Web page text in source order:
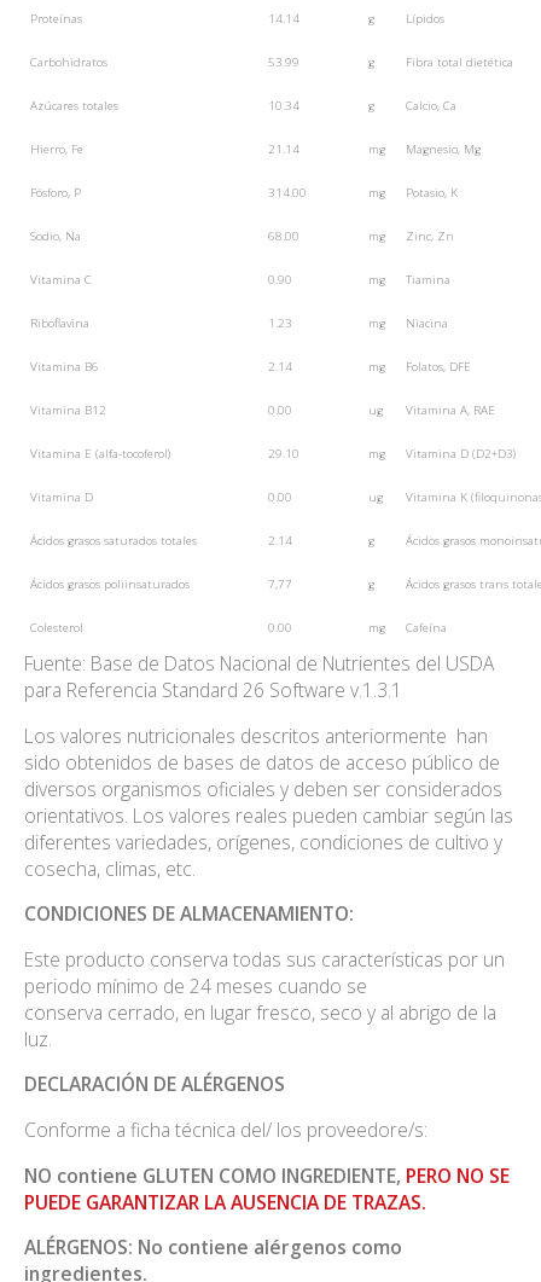
Proteínas 14.14 g Lípidos
Carbohidratos 53.99 g Fibra total dietética
Azúcares totales 10.34 g Calcio, Ca
Hierro, Fe 21.14 mg Magnesio, Mg
Fósforo, P 314.00 mg Potasio, K
Sodio, Na 68.00 mg Zinc, Zn
Vitamina C 0.90 mg Tiamina
Riboflavina 1.23 mg Niacina
Vitamina B6 2.14 mg Folatos, DFE
Vitamina B12 0.00 ug Vitamina A, RAE
Vitamina E (alfa-tocoferol) 29.10 mg Vitamina D (D2+D3)
Vitamina D 0.00 ug Vitamina K
Ácidos grasos saturados totales 2.14 g Ácidos grasos
Ácidos grasos poliinsaturados 7,77 g Ácidos grasos trans
Colesterol 0.00 mg Cafeína
Fuente: Base de Datos Nacional de Nutrientes del USDA
para Referencia Standard 26 Software v.1.3.1
Los valores nutricionales descritos anteriormente han
sido obtenidos de bases de datos de acceso público de
diversos organismos oficiales y deben ser considerados
orientativos. Los valores reales pueden cambiar según las
diferentes variedades, orígenes, condiciones de cultivo y
cosecha, climas, etc.
CONDICIONES DE ALMACENAMIENTO:
Este producto conserva todas sus características por un
periodo mínimo de 24 meses cuando se
conserva cerrado, en lugar fresco, seco y al abrigo de la
luz.
DECLARACIÓN DE ALÉRGENOS
Conforme a ficha técnica del/ los proveedore/s:
NO contiene GLUTEN COMO INGREDIENTE, PERO NO SE
PUEDE GARANTIZAR LA AUSENCIA DE TRAZAS.
ALÉRGENOS: No contiene alérgenos como
ingredientes.